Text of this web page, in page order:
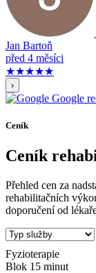
Jan Bartoň
před 4 měsíci
★★★★★
›
Google
Ceník
Ceník
Přehled cen za
rehabilitačních
doporučení od
Fyzioterapie
Blok 15 minut